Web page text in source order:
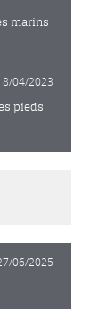
marins
04/2023
pieds
06/2025